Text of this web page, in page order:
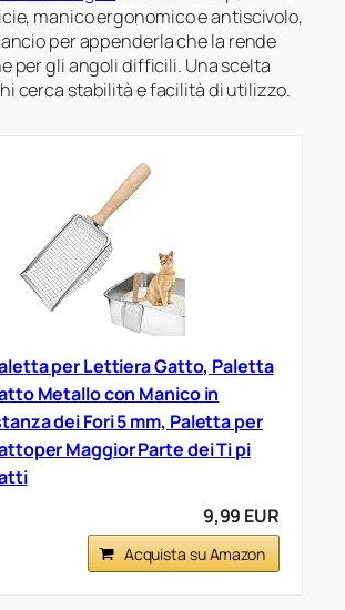
manico ergonomico e antiscivolo,
per appenderla che la rende
per gli angoli difficili. Una scelta
cerca stabilità e facilità di utilizzo.
per Lettiera Gatto, Paletta
Metallo con Manico in
dei Fori 5 mm, Paletta per
Maggior Parte dei Ti pi
9,99 EUR
Acquista su Amazon